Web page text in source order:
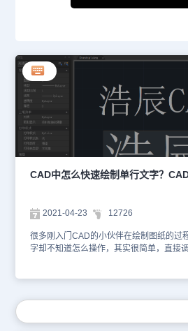
CAD中怎么快速绘制单行文字？
2021-04-23 12726
很多刚入门CAD的小伙伴在绘制图纸的过
字却不知道怎么操作，其实很简单，直接
CAD软件中绘制单行文字。CAD单行文字
CAD软件，然后输入CAD单行文字快捷键
在绘图区域点击选择需要输入单行文字的